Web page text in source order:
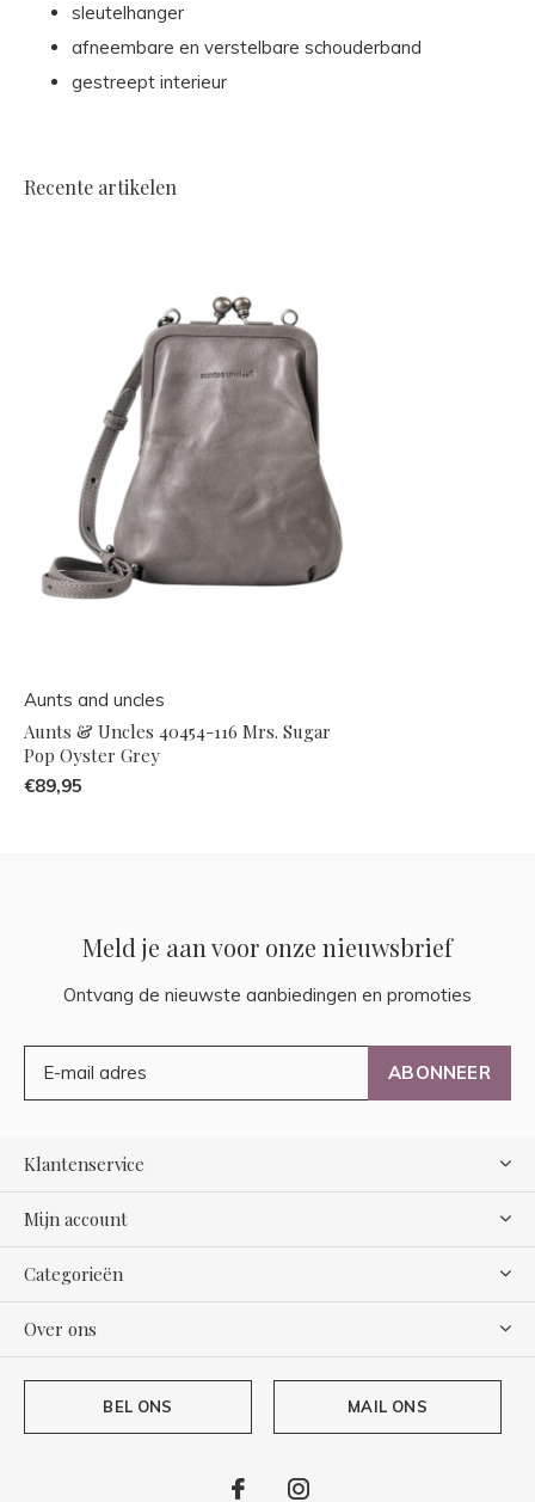
sleutelhanger
afneembare en verstelbare schouderband
gestreept interieur
Recente artikelen
Aunts and uncles
Aunts & Uncles 40454-116 Mrs. Sugar
Pop Oyster Grey
€89,95
Meld je aan voor onze nieuwsbrief
Ontvang de nieuwste aanbiedingen en promoties
ABONNEER
Klantenservice
Mijn account
Categorieën
Over ons
BEL ONS MAIL ONS